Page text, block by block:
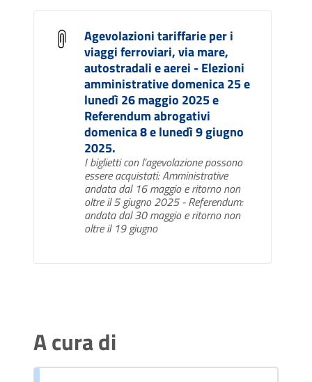
Agevolazioni tariffarie per i
viaggi ferroviari, via mare,
autostradali e aerei - Elezioni
amministrative domenica 25 e
lunedì 26 maggio 2025 e
Referendum abrogativi
domenica 8 e lunedì 9 giugno
2025.
I biglietti con l’agevolazione possono
essere acquistati: Amministrative
andata dal 16 maggio e ritorno non
oltre il 5 giugno 2025 - Referendum:
andata dal 30 maggio e ritorno non
oltre il 19 giugno
A cura di